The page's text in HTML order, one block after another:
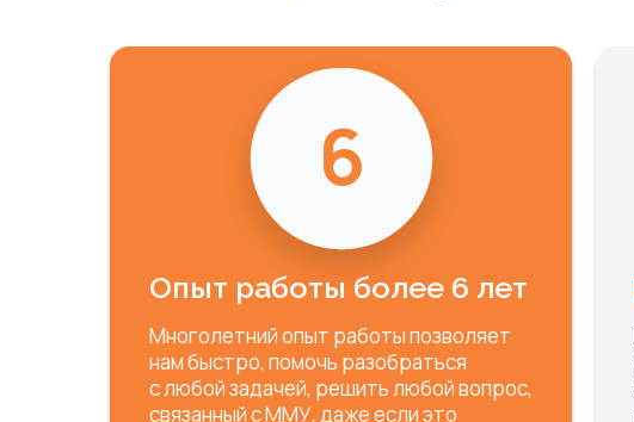
Опыт работы более 6 лет
Многолетний опыт работы позволяет
нам быстро, помочь разобраться
с любой задачей, решить любой вопрос,
связанный с ММУ, даже если это
6